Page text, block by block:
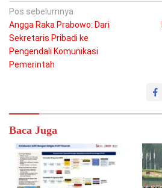
Navigasi
pos
Pos sebelumnya
Angga Raka Prabowo: Dari
Sekretaris Pribadi ke
Pengendali Komunikasi
Pemerintah
Baca Juga